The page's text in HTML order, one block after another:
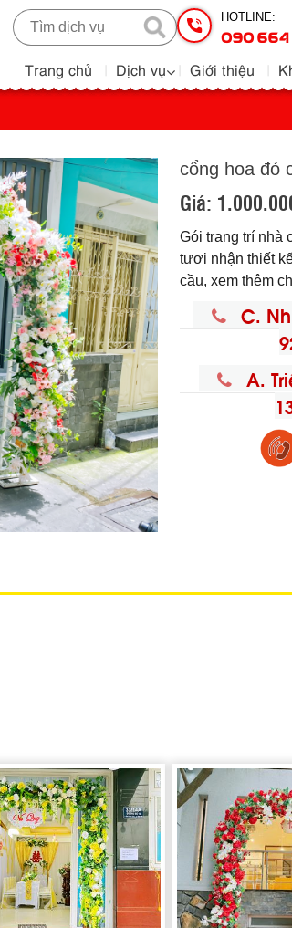
HOTLINE:
090 664
Trang chủ Dịch vụ Giới thiệu
cổng hoa đỏ
Giá:
Gói trang trí nhà
tươi nhận thiết
cầu, xem thêm
C.
A.